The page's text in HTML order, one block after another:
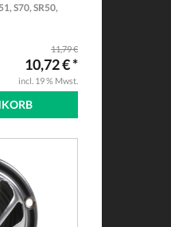
S70, SR50,
11,79 €
10,72 € *
incl. 19 % Mwst.